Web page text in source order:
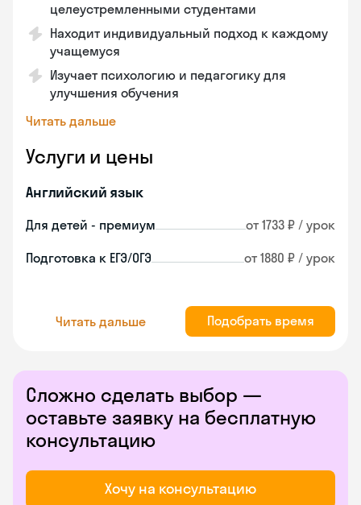
целеустремленными студентами
Находит индивидуальный подход к каждому
учащемуся
Изучает психологию и педагогику для
улучшения обучения
Читать дальше
Услуги и цены
Английский язык
Для детей - премиум от 1733 ₽ / урок
Подготовка к ЕГЭ/ОГЭ от 1880 ₽ / урок
Читать дальше Подобрать время
Сложно сделать выбор —
оставьте заявку на бесплатную
консультацию
Хочу на консультацию